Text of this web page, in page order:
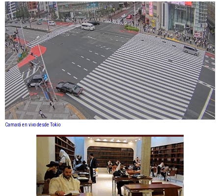
Camará en vivo desde Tokio